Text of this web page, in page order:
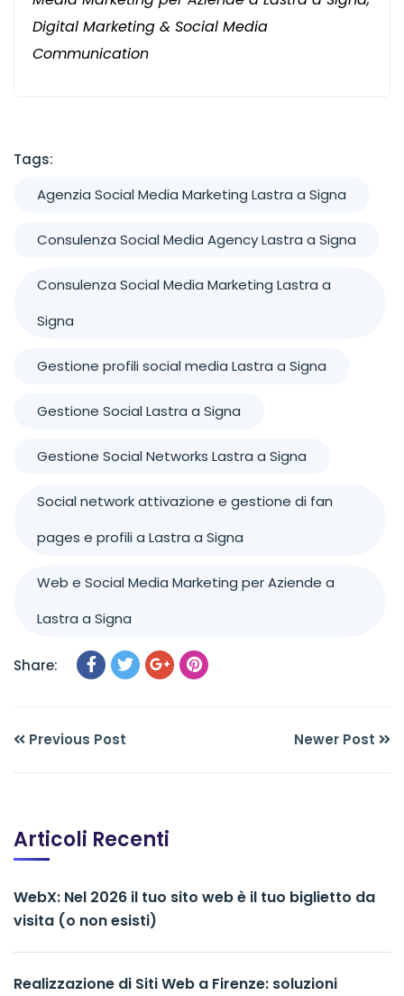
Digital Marketing & Social Media
Communication
Tags:
Agenzia Social Media Marketing Lastra a Signa
Consulenza Social Media Agency Lastra a Signa
Consulenza Social Media Marketing Lastra a
Signa
Gestione profili social media Lastra a Signa
Gestione Social Lastra a Signa
Gestione Social Networks Lastra a Signa
Social network attivazione e gestione di fan
pages e profili a Lastra a Signa
Web e Social Media Marketing per Aziende a
Lastra a Signa
Share:
Previous Post Newer Post
Articoli Recenti
WebX: Nel 2026 il tuo sito web è il tuo biglietto da
visita (o non esisti)
Realizzazione di Siti Web a Firenze: soluzioni